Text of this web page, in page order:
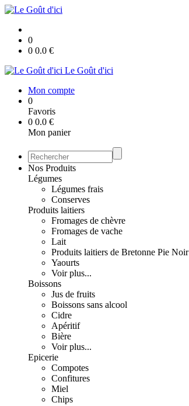
0
0 0.0 €
Le Goût d'ici
Mon compte
0
Favoris
0 0.0 €
Mon panier
Nos Produits
Légumes
Légumes frais
Conserves
Produits laitiers
Fromages de chèvre
Fromages de vache
Lait
Produits laitiers de Bretonne Pie Noir
Yaourts
Voir plus...
Boissons
Jus de fruits
Boissons sans alcool
Cidre
Apéritif
Bière
Voir plus...
Epicerie
Compotes
Confitures
Miel
Chips